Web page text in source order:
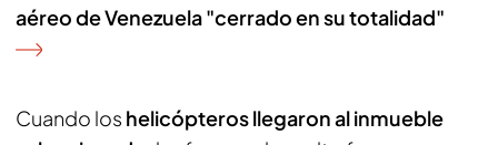
aéreo de Venezuela "cerrado en su totalidad"
Cuando los helicópteros llegaron al inmueble